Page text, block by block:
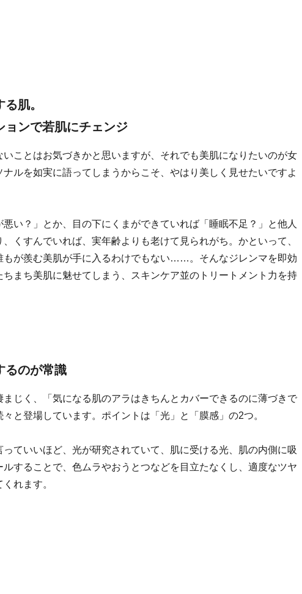
肌。
ョンで若肌にチェンジ
ことはお気づきかと思いますが、それでも美肌になりたいのが女
ルを如実に語ってしまうからこそ、やはり美しく見せたいですよ
い？」とか、目の下にくまができていれば「睡眠不足？」と他人
くすんでいれば、実年齢よりも老けて見られがち。かといって、
もが羨む美肌が手に入るわけでもない……。そんなジレンマを即効
まち美肌に魅せてしまう、スキンケア並のトリートメント力を持
るのが常識
じく、「気になる肌のアラはきちんとカバーできるのに薄づきで
と登場しています。ポイントは「光」と「膜感」の2つ。
ていいほど、光が研究されていて、肌に受ける光、肌の内側に吸
することで、色ムラやおうとつなどを目立たなくし、適度なツヤ
れます。